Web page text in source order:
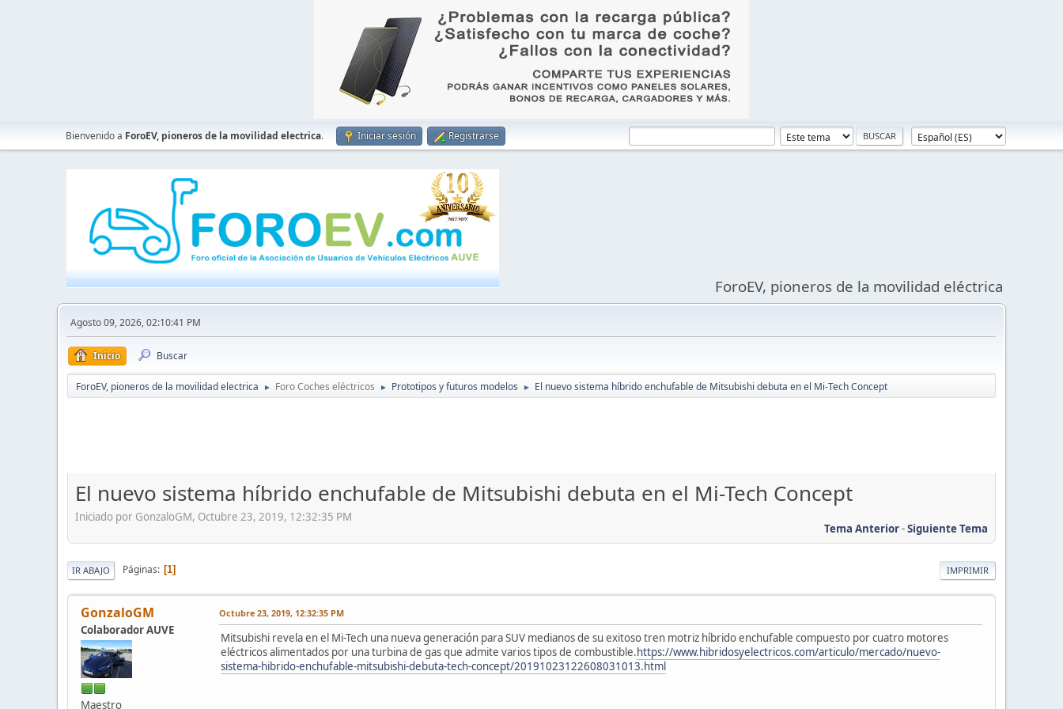
Bienvenido a ForoEV, pioneros de la movilidad electrica. Iniciar sesión Registrarse
ForoEV, pioneros de la movilidad eléctrica
Agosto 09, 2026, 02:10:41 PM
Inicio Buscar
ForoEV, pioneros de la movilidad electrica ► Foro Coches eléctricos ► Prototipos y futuros modelos ► El nuevo sistema híbrido enchufable de Mitsubishi debuta en el Mi-Tech Concept
El nuevo sistema híbrido enchufable de Mitsubishi debuta en el Mi-Tech Concept
Iniciado por GonzaloGM, Octubre 23, 2019, 12:32:35 PM
Tema Anterior-Siguiente Tema
IMPRIMIR
IR ABAJO Páginas 1
GonzaloGM
Colaborador AUVE
Maestro
Octubre 23, 2019, 12:32:35 PM
Mitsubishi revela en el Mi-Tech una nueva generación para SUV medianos de su exitoso tren motriz híbrido enchufable compuesto por cuatro motores
eléctricos alimentados por una turbina de gas que admite varios tipos de combustible.https://www.hibridosyelectricos.com/articulo/mercado/nuevo-
sistema-hibrido-enchufable-mitsubishi-debuta-tech-concept/20191023122608031013.html